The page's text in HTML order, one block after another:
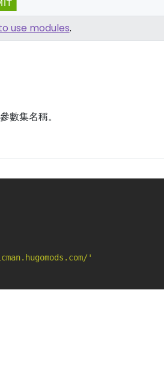
use modules.
集名稱。
'